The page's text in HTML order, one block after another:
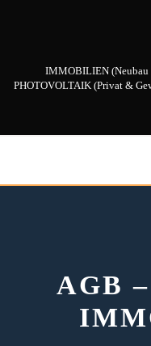
IMMOBILIEN (Neubau
PHOTOVOLTAIK (Privat &
AGB